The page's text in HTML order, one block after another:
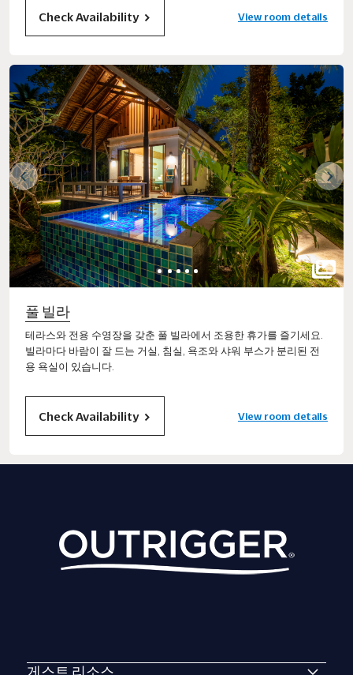
Check Availability View room details
풀 빌라
테라스와 전용 수영장을 갖춘 풀 빌라에서 조용한 휴가를 즐기세요.
빌라마다 바람이 잘 드는 거실, 침실, 욕조와 샤워 부스가 분리된 전
용 욕실이 있습니다.
Check Availability View room details
게스트 리소스